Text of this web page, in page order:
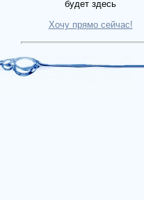
будет здесь
Хочу прямо сейчас!